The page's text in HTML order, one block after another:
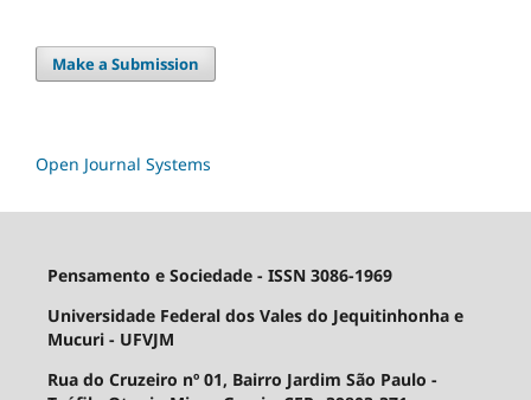
Make a Submission
Open Journal Systems
Pensamento e Sociedade - ISSN 3086-1969
Universidade Federal dos Vales do Jequitinhonha e
Mucuri - UFVJM
Rua do Cruzeiro nº 01, Bairro Jardim São Paulo -